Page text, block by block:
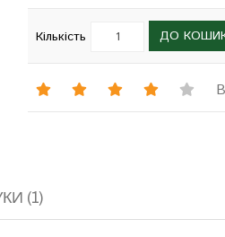
Кількість ДО
(1)